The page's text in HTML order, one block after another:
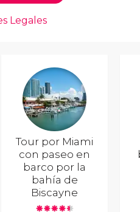
Tour por Miami
con paseo en
barco por la
bahía de
Biscayne